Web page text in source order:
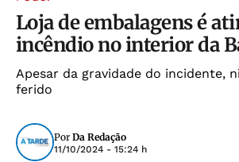
Loja de embalagens é
incêndio no interior da
Apesar da gravidade do incidente,
ferido
Por Da Redação
11/10/2024 - 15:24 h